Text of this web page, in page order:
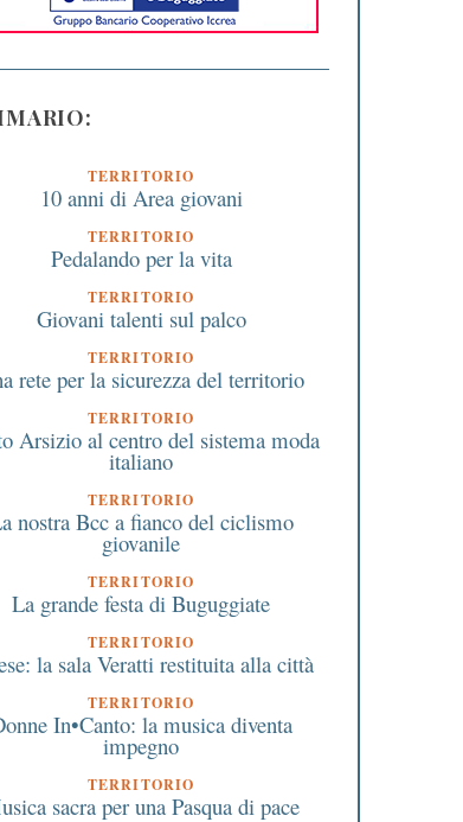
TERRITORIO
10 anni di Area giovani
TERRITORIO
Pedalando per la vita
TERRITORIO
Giovani talenti sul palco
TERRITORIO
rete per la sicurezza del territorio
TERRITORIO
Arsizio al centro del sistema moda
italiano
TERRITORIO
nostra Bcc a fianco del ciclismo
giovanile
TERRITORIO
La grande festa di Buguggiate
TERRITORIO
la sala Veratti restituita alla città
TERRITORIO
In•Canto: la musica diventa
impegno
TERRITORIO
sacra per una Pasqua di pace